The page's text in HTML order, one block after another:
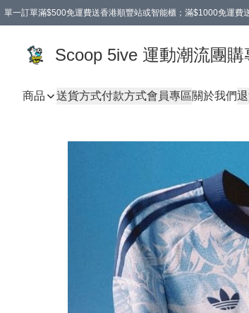
單一訂單滿$500免運費送香港順豐站或智能櫃；滿$1000免運費
Scoop 5ive 運動潮流團購
商品 送貨方式付款方式會員專區關於我們